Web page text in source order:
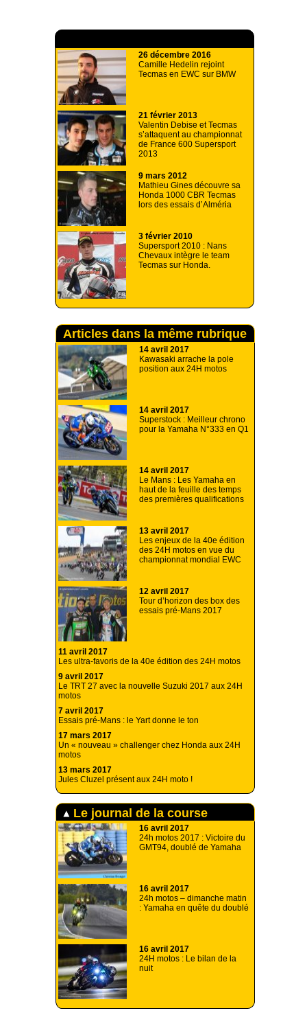
26 décembre 2016
Camille Hedelin rejoint
Tecmas en EWC sur BMW
21 février 2013
Valentin Debise et Tecmas
s’attaquent au championnat
de France 600 Supersport
2013
9 mars 2012
Mathieu Gines découvre sa
Honda 1000 CBR Tecmas
lors des essais d’Alméria
3 février 2010
Supersport 2010 : Nans
Chevaux intègre le team
Tecmas sur Honda.
Articles dans la même rubrique
14 avril 2017
Kawasaki arrache la pole
position aux 24H motos
14 avril 2017
Superstock : Meilleur chrono
pour la Yamaha N°333 en Q1
14 avril 2017
Le Mans : Les Yamaha en
haut de la feuille des temps
des premières qualifications
13 avril 2017
Les enjeux de la 40e édition
des 24H motos en vue du
championnat mondial EWC
12 avril 2017
Tour d’horizon des box des
essais pré-Mans 2017
11 avril 2017
Les ultra-favoris de la 40e édition des 24H motos
9 avril 2017
Le TRT 27 avec la nouvelle Suzuki 2017 aux 24H
motos
7 avril 2017
Essais pré-Mans : le Yart donne le ton
17 mars 2017
Un « nouveau » challenger chez Honda aux 24H
motos
13 mars 2017
Jules Cluzel présent aux 24H moto !
Le journal de la course
16 avril 2017
24h motos 2017 : Victoire du
GMT94, doublé de Yamaha
16 avril 2017
24h motos – dimanche matin
: Yamaha en quête du doublé
16 avril 2017
24H motos : Le bilan de la
nuit